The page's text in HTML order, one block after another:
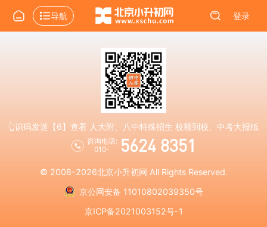
导航 登录
👆识码发送【6】查看 人大附、八中特殊招生 校额到校、中考大报纸
咨询电话:
010-
5624 8351
© 2008-2026北京小升初网 All Rights Reserved.
京公网安备 11010802039350号
京ICP备2021003152号-1